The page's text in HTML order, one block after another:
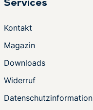
Services
Kontakt
Magazin
Downloads
Widerruf
Datenschutzinformation